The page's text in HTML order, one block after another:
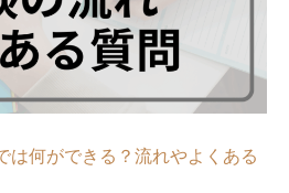
は何ができる？流れやよくある